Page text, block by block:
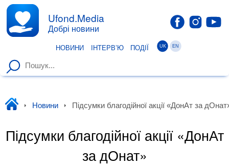
Ufond.Media
Добрі новини
НОВИНИ ІНТЕРВ’Ю ПОДІЇ UK EN
Уфонд
Новини Підсумки благодійної акції «ДонАт за
Підсумки благодійної акції «ДонАт
за дОнат»